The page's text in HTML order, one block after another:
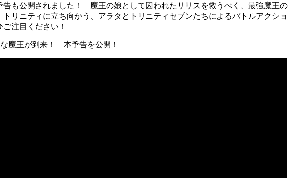
告も公開されました！ 魔王の娘として囚われたリリスを救うべく、最強魔王の
トリニティに立ち向かう、アラタとトリニティセブンたちによるバトルアクショ
ご注目ください！
魔王が到来！ 本予告を公開！